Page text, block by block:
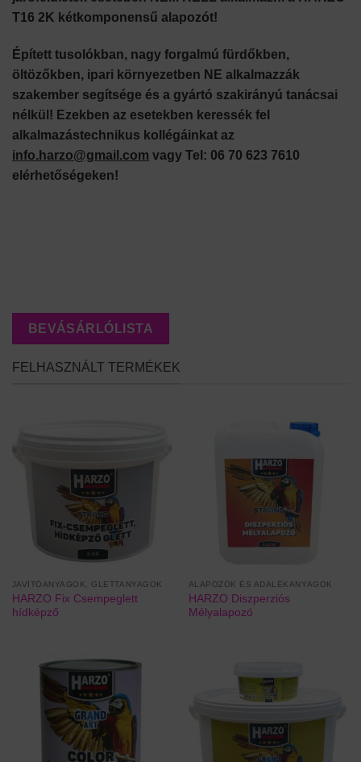
T16 2K kétkomponensű alapozót!
Épített tusolókban, nagy forgalmú fürdőkben,
öltözőkben, ipari környezetben NE alkalmazzák
szakember segítsége és a gyártó szakirányú tanácsai
nélkül! Ezekben az esetekben keressék fel
alkalmazástechnikus kollégáinkat az
info.harzo@gmail.com vagy Tel: 06 70 623 7610
elérhetőségeken!
BEVÁSÁRLÓLISTA
FELHASZNÁLT TERMÉKEK
JAVÍTÓANYAGOK, GLETTANYAGOK
HARZO Fix Csempeglett
hídképző
ALAPOZÓK ÉS ADALÉKANYAGOK
HARZO Diszperziós
Mélyalapozó